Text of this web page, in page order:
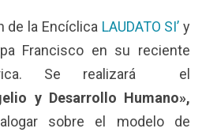
de la Encíclica LAUDATO SI’ y
Francisco en su reciente
Se realizará el
y Desarrollo Humano»,
sobre el modelo de